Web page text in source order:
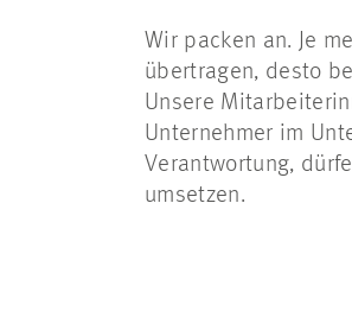
Wir packen an. Je
übertragen, desto
Unsere
Unternehmer im
Verantwortung,
umsetzen.